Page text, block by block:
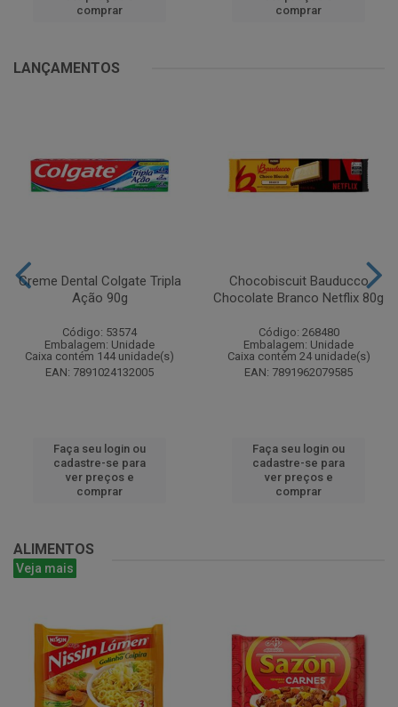
comprar
comprar
LANÇAMENTOS
Creme Dental Colgate Tripla
Ação 90g
Código: 53574
Embalagem: Unidade
Caixa contém 144 unidade(s)
EAN: 7891024132005
Faça seu login ou
cadastre-se para
ver preços e
comprar
Chocobiscuit Bauducco
Chocolate Branco Netflix 80g
Código: 268480
Embalagem: Unidade
Caixa contém 24 unidade(s)
EAN: 7891962079585
Faça seu login ou
cadastre-se para
ver preços e
comprar
ALIMENTOS
Veja mais